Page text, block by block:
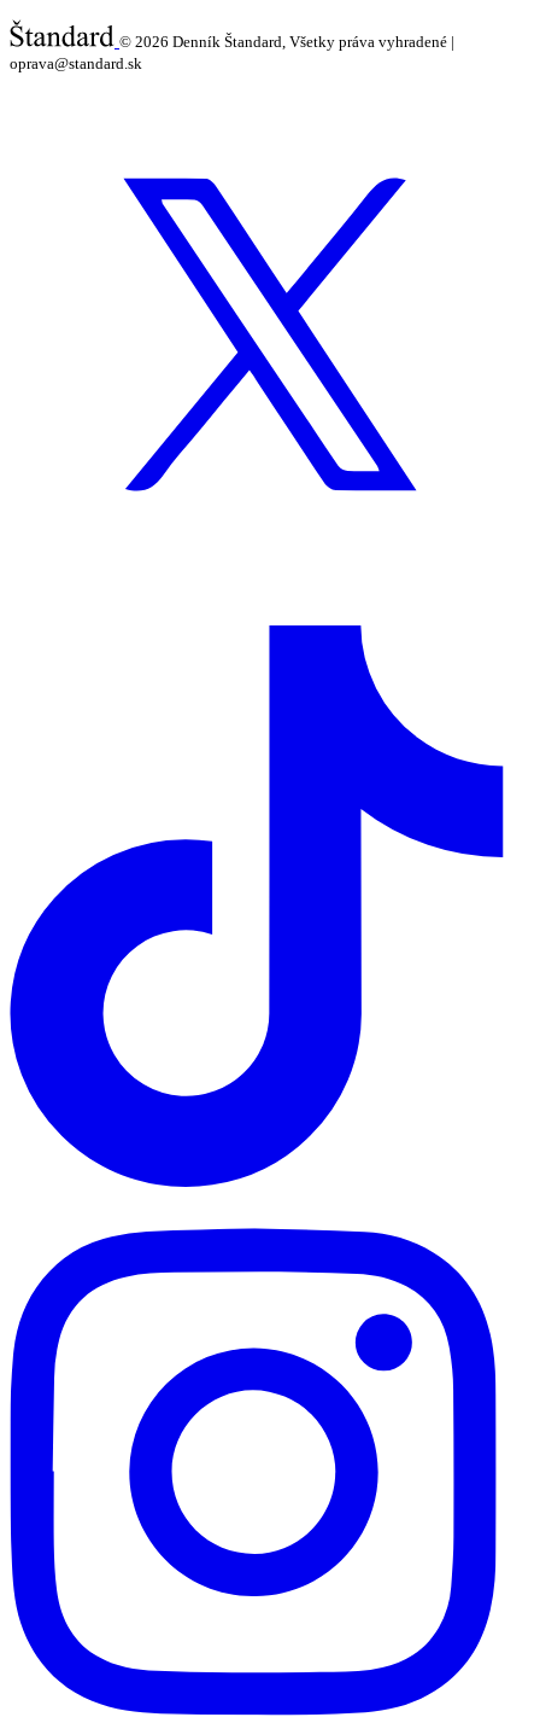
© 2026 Denník Štandard, Všetky práva vyhradené |
oprava@standard.sk